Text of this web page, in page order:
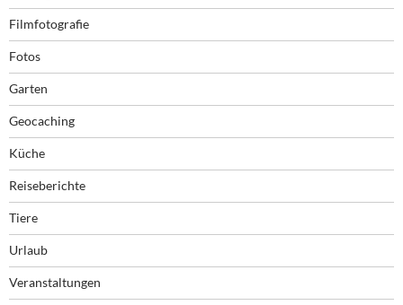
Filmfotografie
Fotos
Garten
Geocaching
Küche
Reiseberichte
Tiere
Urlaub
Veranstaltungen